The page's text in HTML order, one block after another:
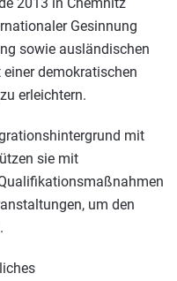
Gesinnung
sowie ausländischen
demokratischen
erleichtern.
mit
sie mit
um den